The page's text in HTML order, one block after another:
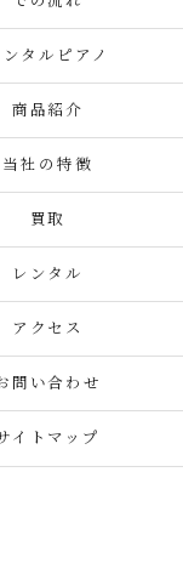
ンタルピアノ
商品紹介
当社の特徴
買取
レンタル
アクセス
問い合わせ
イトマップ